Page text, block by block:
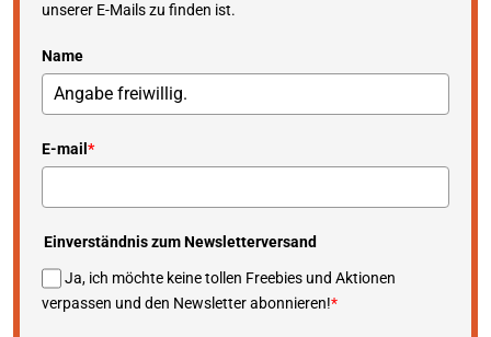
unserer E-Mails zu finden ist.
Name
E-mail *
Einverständnis zum Newsletterversand
Ja, ich möchte keine tollen Freebies und Aktionen
verpassen und den Newsletter abonnieren!*